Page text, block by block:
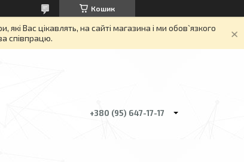
Кошик
Вас цікавлять, на сайті магазина і ми обов`язкого
співпрацю.
+380 (95) 647-17-17